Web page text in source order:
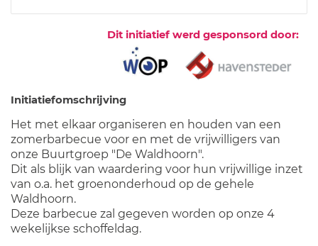
Dit initiatief werd gesponsord door:
Initiatiefomschrijving
Het met elkaar organiseren en houden van een
zomerbarbecue voor en met de vrijwilligers van
onze Buurtgroep "De Waldhoorn".
Dit als blijk van waardering voor hun vrijwillige inzet
van o.a. het groenonderhoud op de gehele
Waldhoorn.
Deze barbecue zal gegeven worden op onze 4
wekelijkse schoffeldag.